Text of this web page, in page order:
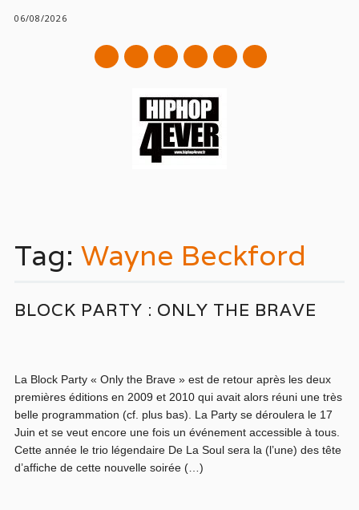
06/08/2026
mail
content
Tag: Wayne Beckford
BLOCK PARTY : ONLY THE BRAVE
La Block Party « Only the Brave » est de retour après les deux
premières éditions en 2009 et 2010 qui avait alors réuni une très
belle programmation (cf. plus bas). La Party se déroulera le 17
Juin et se veut encore une fois un événement accessible à tous.
Cette année le trio légendaire De La Soul sera la (l’une) des tête
d’affiche de cette nouvelle soirée (…)